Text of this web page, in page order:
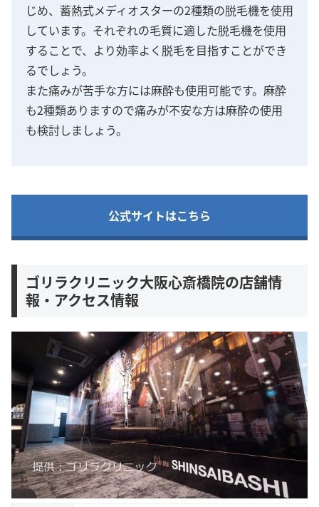
じめ、蓄熱式メディオスターの2種類の脱毛機を使用
しています。それぞれの毛質に適した脱毛機を使用
することで、より効率よく脱毛を目指すことができ
るでしょう。
また痛みが苦手な方には麻酔も使用可能です。麻酔
も2種類ありますので痛みが不安な方は麻酔の使用
も検討しましょう。
公式サイトはこちら
ゴリラクリニック大阪心斎橋院の店舗情
報・アクセス情報